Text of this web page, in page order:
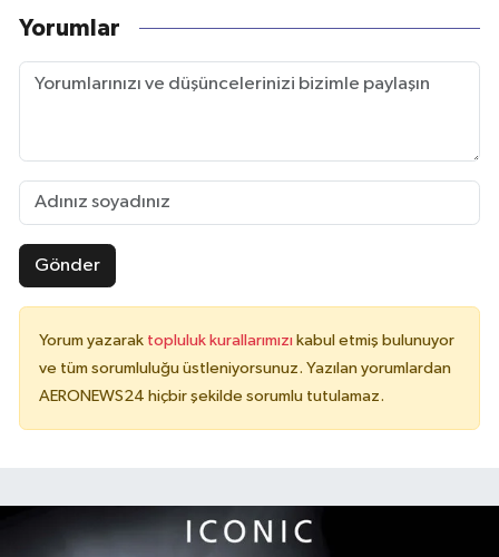
Yorumlar
Gönder
Yorum yazarak topluluk kurallarımızı kabul etmiş bulunuyor
ve tüm sorumluluğu üstleniyorsunuz. Yazılan yorumlardan
AERONEWS24 hiçbir şekilde sorumlu tutulamaz.